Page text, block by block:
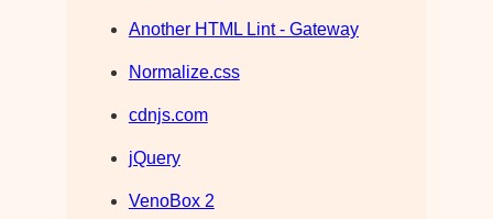
Another HTML Lint - Gateway
Normalize.css
cdnjs.com
jQuery
VenoBox 2